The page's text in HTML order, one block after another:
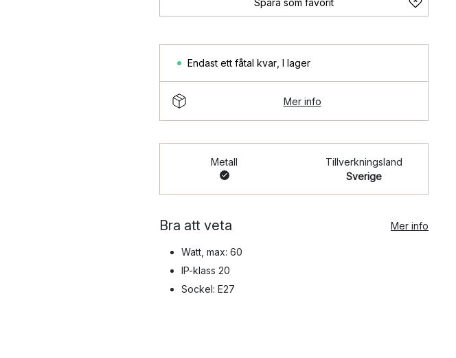
Spara som favorit
Endast ett fåtal kvar I lager
Mer info
Metall
Tillverkningsland
Sverige
Bra att veta Mer info
Watt, max: 60
IP-klass 20
Sockel: E27